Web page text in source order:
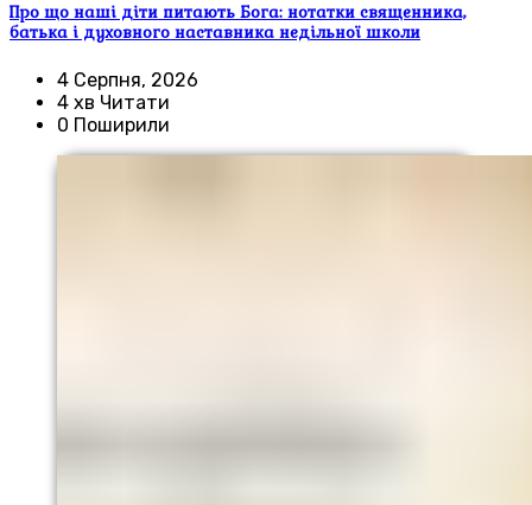
Про що наші діти питають Бога: нотатки священника,
батька і духовного наставника недільної школи
4 Серпня, 2026
4 хв Читати
0 Поширили